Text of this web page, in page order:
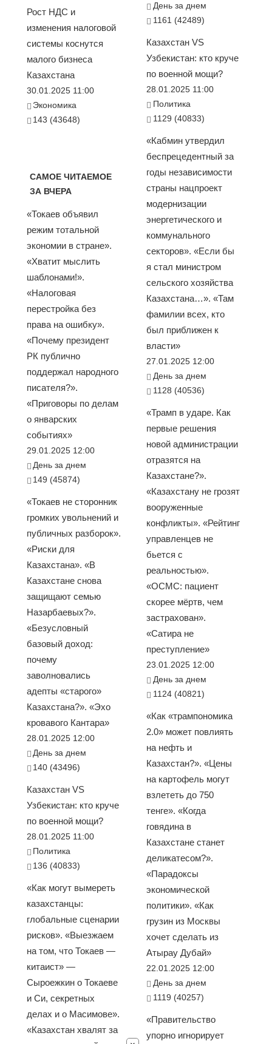
Рост НДС и
изменения налоговой
системы коснутся
малого бизнеса
Казахстана
30.01.2025 11:00
Экономика
143 (43648)
САМОЕ ЧИТАЕМОЕ
ЗА ВЧЕРА
«Токаев объявил
режим тотальной
экономии в стране».
«Хватит мыслить
шаблонами!».
«Налоговая
перестройка без
права на ошибку».
«Почему президент
РК публично
поддержал народного
писателя?».
«Приговоры по делам
о январских
событиях»
29.01.2025 12:00
День за днем
149 (45874)
«Токаев не сторонник
громких увольнений и
публичных разборок».
«Риски для
Казахстана». «В
Казахстане снова
защищают семью
Назарбаевых?».
«Безусловный
базовый доход:
почему
заволновались
адепты «старого»
Казахстана?». «Эхо
кровавого Кантара»
28.01.2025 12:00
День за днем
140 (43496)
Казахстан VS
Узбекистан: кто круче
по военной мощи?
28.01.2025 11:00
Политика
136 (40833)
«Как могут вымереть
казахстанцы:
глобальные сценарии
рисков». «Выезжаем
на том, что Токаев —
китаист» —
Сыроежкин о Токаеве
и Си, секретных
делах и о Масимове».
«Казахстан хвалят за
День за днем
1161 (42489)
Казахстан VS
Узбекистан: кто круче
по военной мощи?
28.01.2025 11:00
Политика
1129 (40833)
«Кабмин утвердил
беспрецедентный за
годы независимости
страны нацпроект
модернизации
энергетического и
коммунального
секторов». «Если бы
я стал министром
сельского хозяйства
Казахстана…». «Там
фамилии всех, кто
был приближен к
власти»
27.01.2025 12:00
День за днем
1128 (40536)
«Трамп в ударе. Как
первые решения
новой администрации
отразятся на
Казахстане?».
«Казахстану не грозят
вооруженные
конфликты». «Рейтинг
управленцев не
бьется с
реальностью».
«ОСМС: пациент
скорее мёртв, чем
застрахован».
«Сатира не
преступление»
23.01.2025 12:00
День за днем
1124 (40821)
«Как «трампономика
2.0» может повлиять
на нефть и
Казахстан?». «Цены
на картофель могут
взлететь до 750
тенге». «Когда
говядина в
Казахстане станет
деликатесом?».
«Парадоксы
экономической
политики». «Как
грузин из Москвы
хочет сделать из
Атырау Дубай»
22.01.2025 12:00
День за днем
1119 (40257)
«Правительство
упорно игнорирует